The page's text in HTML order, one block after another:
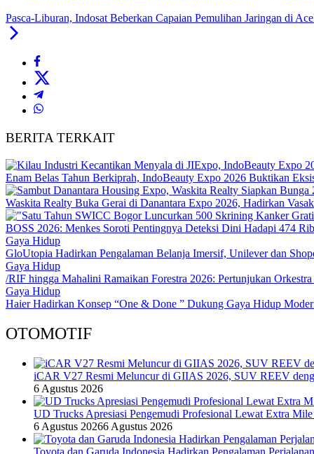
Pasca-Liburan, Indosat Beberkan Capaian Pemulihan Jaringan di
BERITA TERKAIT
Enam Belas Tahun Berkiprah, IndoBeauty Expo 2026 Buktikan
Waskita Realty Buka Gerai di Danantara Expo 2026, Hadirkan
BOSS 2026: Menkes Soroti Pentingnya Deteksi Dini Hadapi 474
Gaya Hidup
GloUtopia Hadirkan Pengalaman Belanja Imersif, Unilever dan
Gaya Hidup
/RIF hingga Mahalini Ramaikan Forestra 2026: Pertunjukan
Gaya Hidup
Haier Hadirkan Konsep “One & Done ” Dukung Gaya Hidup
OTOMOTIF
iCAR V27 Resmi Meluncur di GIIAS 2026, SUV REEV
6 Agustus 2026
UD Trucks Apresiasi Pengemudi Profesional Lewat Extra
6 Agustus 20266 Agustus 2026
Toyota dan Garuda Indonesia Hadirkan Pengalaman